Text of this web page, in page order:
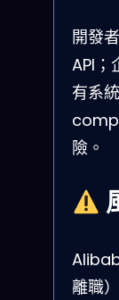
開發
API
有系
險。
離職